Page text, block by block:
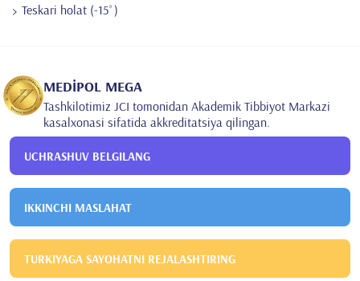
Teskari holat (-15˚)
MEDİPOL MEGA
Tashkilotimiz JCI tomonidan Akademik Tibbiyot Markazi
kasalxonasi sifatida akkreditatsiya qilingan.
UCHRASHUV BELGILANG
IKKINCHI MASLAHAT
TURKIYAGA SAYOHATNI REJALASHTIRING